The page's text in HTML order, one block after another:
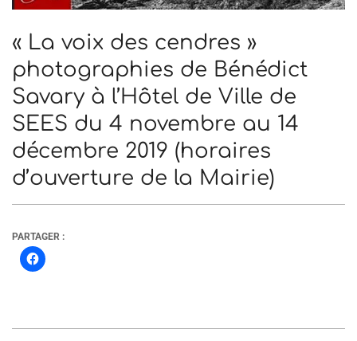
« La voix des cendres »
photographies de Bénédict
Savary à l’Hôtel de Ville de
SEES du 4 novembre au 14
décembre 2019 (horaires
d’ouverture de la Mairie)
PARTAGER :